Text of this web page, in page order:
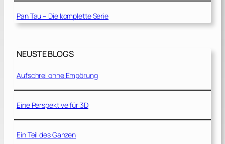
Pan Tau – Die komplette Serie
NEUSTE BLOGS
Aufschrei ohne Empörung
Eine Perspektive für 3D
Ein Teil des Ganzen